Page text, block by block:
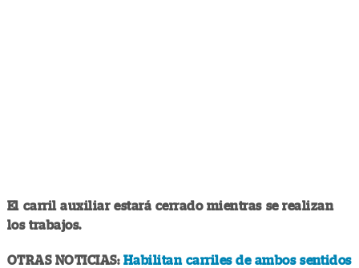
El carril auxiliar estará cerrado mientras se realizan
los trabajos.
OTRAS NOTICIAS: Habilitan carriles de ambos sentidos